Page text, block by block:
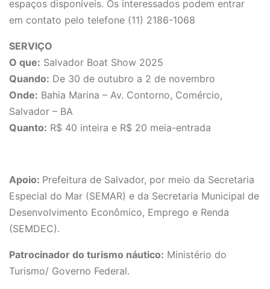
espaços disponíveis. Os interessados podem entrar
em contato pelo telefone (11) 2186-1068
SERVIÇO
O que: Salvador Boat Show 2025
Quando: De 30 de outubro a 2 de novembro
Onde: Bahia Marina – Av. Contorno, Comércio,
Salvador – BA
Quanto: R$ 40 inteira e R$ 20 meia-entrada
Apoio: Prefeitura de Salvador, por meio da Secretaria
Especial do Mar (SEMAR) e da Secretaria Municipal de
Desenvolvimento Econômico, Emprego e Renda
(SEMDEC).
Patrocinador do turismo náutico: Ministério do
Turismo/ Governo Federal.